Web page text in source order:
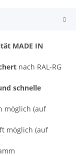
MADE IN
nach RAL-RG
schnelle
möglich (auf
möglich (auf